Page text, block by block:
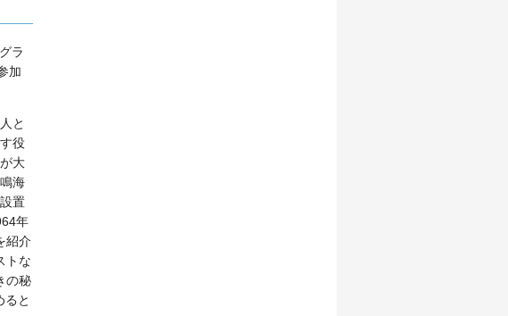
ラ
加
と
役
大
海
置
年
紹介
トな
の秘
ると